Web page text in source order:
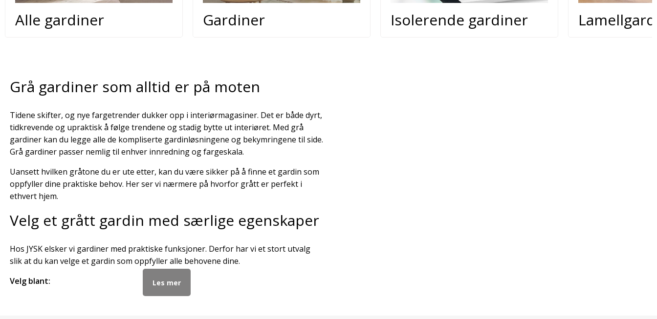
Alle gardiner Gardiner Isolerende gardiner
Grå gardiner som alltid er på moten
Tidene skifter, og nye fargetrender dukker opp i interiørmagasiner. Det er både dyrt,
tidkrevende og upraktisk å følge trendene og stadig bytte ut interiøret. Med grå
gardiner kan du legge alle de kompliserte gardinløsningene og bekymringene til side.
Grå gardiner passer nemlig til enhver innredning og fargeskala.
Uansett hvilken gråtone du er ute etter, kan du være sikker på å finne et gardin som
oppfyller dine praktiske behov. Her ser vi nærmere på hvorfor grått er perfekt i
ethvert hjem.
Velg et grått gardin med særlige egenskaper
Hos JYSK elsker vi gardiner med praktiske funksjoner. Derfor har vi et stort utvalg
slik at du kan velge et gardin som oppfyller alle behovene dine.
Velg blant:
Les mer